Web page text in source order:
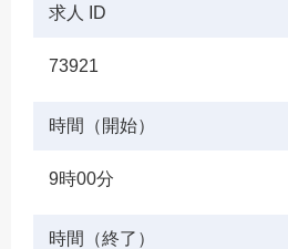
求人 ID
73921
時間（開始）
9時00分
時間（終了）